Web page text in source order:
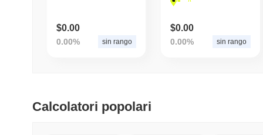
$0.00
0.00% sin rango
$0.00
0.00% sin rango
Calcolatori popolari